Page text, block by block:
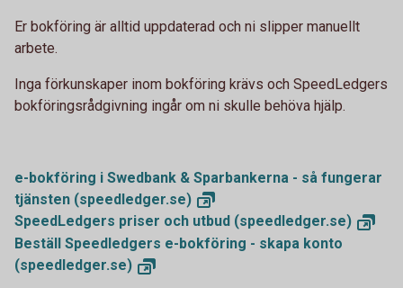
Er bokföring är alltid uppdaterad och ni slipper manuellt
arbete.
Inga förkunskaper inom bokföring krävs och SpeedLedgers
bokföringsrådgivning ingår om ni skulle behöva hjälp.
e-bokföring i Swedbank & Sparbankerna - så fungerar
tjänsten (speedledger.se)
SpeedLedgers priser och utbud (speedledger.se)
Beställ Speedledgers e-bokföring - skapa konto
(speedledger.se)